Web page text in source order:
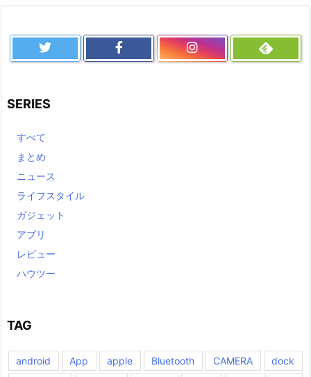
SERIES
すべて
まとめ
ニュース
ライフスタイル
ガジェット
アプリ
レビュー
ハウツー
TAG
android App apple Bluetooth CAMERA
dock